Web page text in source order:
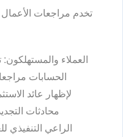
العملاء والمستهلكون:
لإظهار عائد
محادثات
الراعي التنفيذي